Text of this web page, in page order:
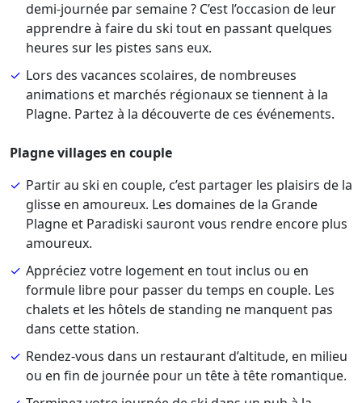
demi-journée par semaine ? C’est l’occasion de leur
apprendre à faire du ski tout en passant quelques
heures sur les pistes sans eux.
Lors des vacances scolaires, de nombreuses
animations et marchés régionaux se tiennent à la
Plagne. Partez à la découverte de ces événements.
Plagne villages en couple
Partir au ski en couple, c’est partager les plaisirs de la
glisse en amoureux. Les domaines de la Grande
Plagne et Paradiski sauront vous rendre encore plus
amoureux.
Appréciez votre logement en tout inclus ou en
formule libre pour passer du temps en couple. Les
chalets et les hôtels de standing ne manquent pas
dans cette station.
Rendez-vous dans un restaurant d’altitude, en milieu
ou en fin de journée pour un tête à tête romantique.